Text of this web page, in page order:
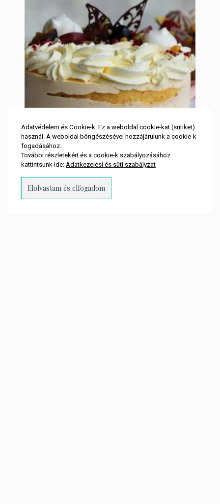
Oroszkrém torta
LEGOLCSÓBB:7 550Ft
Adatvédelem és Cookie-k: Ez a weboldal cookie-kat (sütiket)
használ. A weboldal böngészésével hozzájárulunk a cookie-k
fogadásához.
További részletekért és a cookie-k szabályozásához
kattintsunk ide:Adatkezelési és süti szabályzat